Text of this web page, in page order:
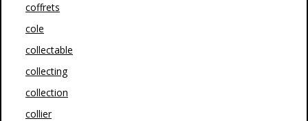
coffrets
cole
collectable
collecting
collection
collier